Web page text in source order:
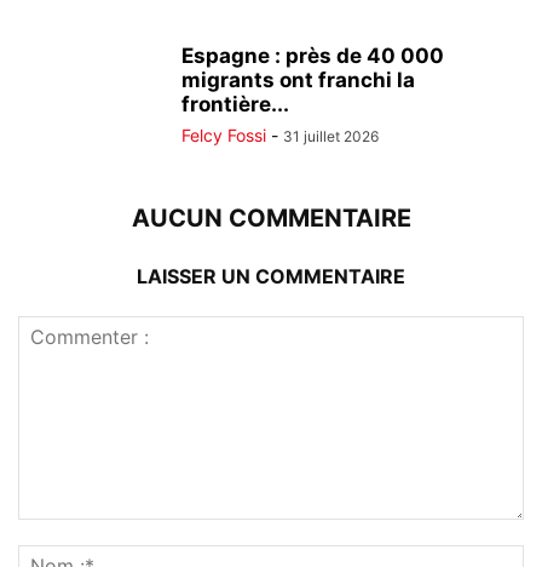
Espagne : près de 40 000
migrants ont franchi la
frontière...
Felcy Fossi - 31 juillet 2026
AUCUN COMMENTAIRE
LAISSER UN COMMENTAIRE